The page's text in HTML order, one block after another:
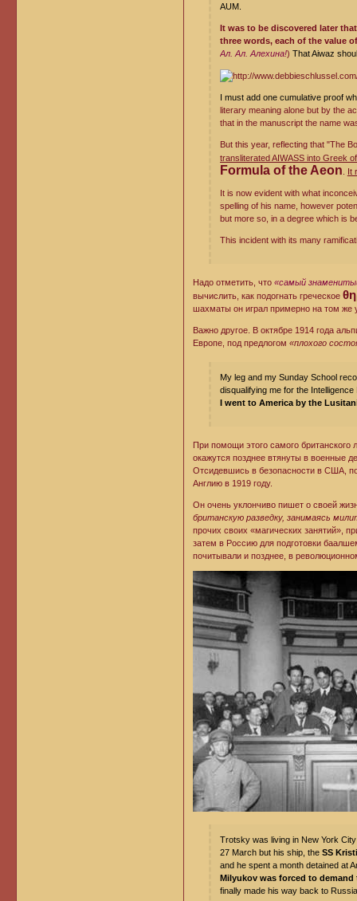
AUM.
It was to be discovered later
three words, each of the value
Ал. Ал. Алехина!) That Aiwaz
I must add one cumulative proof
literary meaning alone but by the
that in the manuscript the name
But this year, reflecting that "The
transliterated AIWASS into Greek
Formula of the Aeon It
It is now evident with what
spelling of his name, however
but more so, in a degree which is
This incident with its many
Надо отметить, что«самый
вычислить, как подогнать греческое
шахматы он играл примерно на том же
Важно другое. В октябре 1914 года
Европе, под предлогом«плохого
My leg and my Sunday School
disqualifying me for the
I went to America by the
При помощи этого самого британского
окажутся позднее втянуты в военные
Отсидевшись в безопасности в США,
Англию в 1919 году.
Он очень уклончиво пишет о своей
британскую разведку, занимаясь
прочих своих «магических занятий»,
затем в Россию для подготовки
почитывали и позднее, в
Trotsky was living in New York
27 March but his ship, the SS
and he spent a month detained at
Milyukov was forced to demand
finally made his way back to